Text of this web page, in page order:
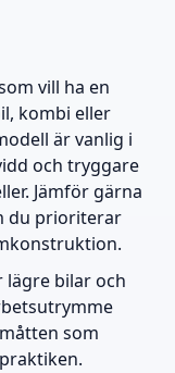
vill ha en
kombi eller
är vanlig i
och tryggare
Jämför gärna
du prioriterar
lägre bilar och
som